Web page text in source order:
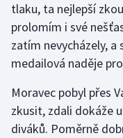
Motorsport
Olympijské hry
Plavání
tlaku, ta nejlepší
prolomím i své
zatím nevycházely,
medailová naděje
Moravec pobyl přes
zkusit, zdali dokáže
diváků. Poměrně